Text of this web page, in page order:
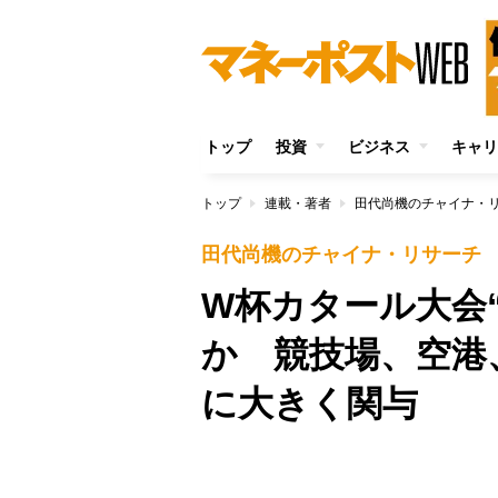
トップ 投資 ビジネス キャ
トップ 連載・著者 田代尚機のチャイナ・
田代尚機のチャイナ・リサーチ
W杯カタール大会
か 競技場、空港
に大きく関与